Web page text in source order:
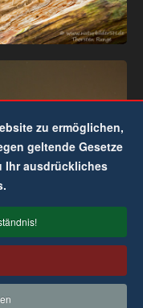
zu ermöglichen,
geltende Gesetze
Ihr ausdrückliches